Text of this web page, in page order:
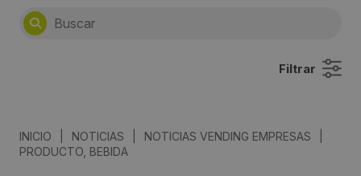
Filtrar
INICIO NOTICIAS NOTICIAS VENDING EMPRESAS
PRODUCTO, BEBIDA